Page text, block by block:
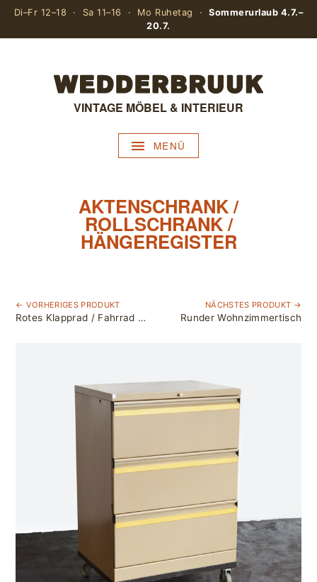
Di–Fr 12–18 · Sa 11–16 · Mo Ruhetag ·Sommerurlaub 4.7.–
20.7.
VINTAGE MÖBEL & INTERIEUR
MENÜ
AKTENSCHRANK /
ROLLSCHRANK /
HÄNGEREGISTER
← VORHERIGES PRODUKT
Rotes Klapprad / Fahrrad von Bauer
NÄCHSTES PRODUKT →
Runder Wohnzimmertisch